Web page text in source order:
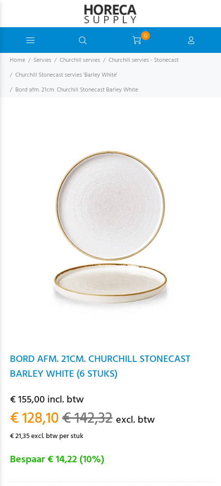
0
Home Servies Churchill servies
Churchill servies - Stonecast
Churchill Stonecast servies 'Barley White'
Bord afm. 21cm. Churchill Stonecast Barley White
BORD AFM. 21CM. CHURCHILL STONECAST
BARLEY WHITE (6 STUKS)
€ 155,00 incl. btw
€ 128,10€ 142,32 excl. btw
€ 21,35 excl. btw per stuk
Bespaar € 14,22 (10%)